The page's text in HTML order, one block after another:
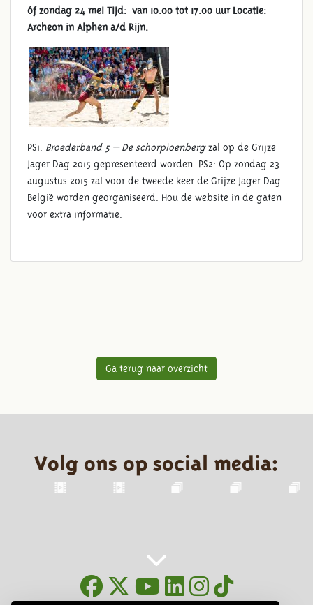
óf zondag 24 mei Tijd: van 10.00 tot 17.00 uur Locatie:
Archeon in Alphen a/d Rijn.
PS1: Broederband 5 – De schorpioenbergzal op de Grijze
Jager Dag 2015 gepresenteerd worden. PS2: Op zondag 23
augustus 2015 zal voor de tweede keer de Grijze Jager Dag
België worden georganiseerd. Hou de website in de gaten
voor extra informatie.
Ga terug naar overzicht
Volg ons op social media: